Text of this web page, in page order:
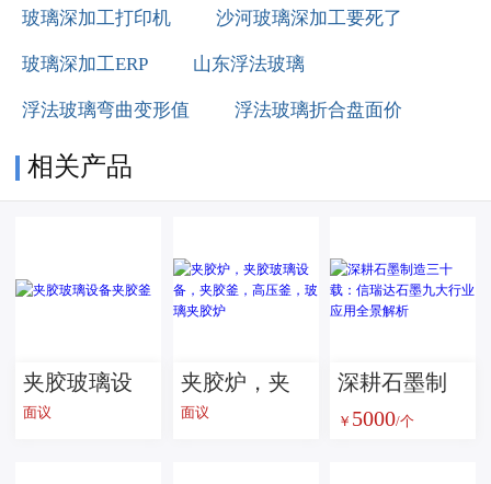
玻璃深加工打印机 沙河玻璃深加工要死了
玻璃深加工ERP 山东浮法玻璃
浮法玻璃弯曲变形值 浮法玻璃折合盘面价
相关产品
夹胶玻璃设
备夹胶釜
面议
夹胶炉，夹
胶玻璃设
面议
深耕石墨制
造三十载：
￥ 5000/个